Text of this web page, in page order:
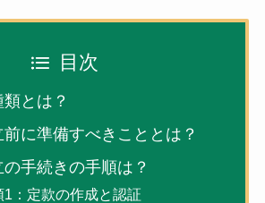
目次
とは？
に準備すべきこととは？
手続きの手順は？
1：定款の作成と認証